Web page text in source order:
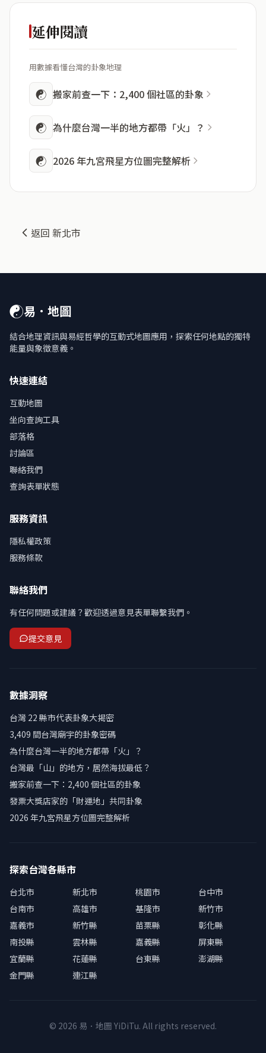
延伸閱讀
用數據看懂台灣的卦象地理
☯ 搬家前查一下：2,400 個社區的卦象
☯ 為什麼台灣一半的地方都帶「火」？
☯ 2026 年九宮飛星方位圖完整解析
返回 新北市
☯易．地圖
結合地理資訊與易經哲學的互動式地圖應用，探索任何地點的獨特
能量與象徵意義。
快速連結
互動地圖
坐向查詢工具
部落格
討論區
聯絡我們
查詢表單狀態
服務資訊
隱私權政策
服務條款
聯絡我們
有任何問題或建議？歡迎透過意見表單聯繫我們。
提交意見
數據洞察
台灣 22 縣市代表卦象大揭密
3,409 間台灣廟宇的卦象密碼
為什麼台灣一半的地方都帶「火」？
台灣最「山」的地方，居然海拔最低？
搬家前查一下：2,400 個社區的卦象
發票大獎店家的「財運地」共同卦象
2026 年九宮飛星方位圖完整解析
探索台灣各縣市
台北市 新北市 桃園市
台中市
台南市
高雄市 基隆市
新竹市
嘉義市
新竹縣 苗栗縣
彰化縣
南投縣
雲林縣 嘉義縣
屏東縣
宜蘭縣
花蓮縣 台東縣
澎湖縣
金門縣
連江縣
© 2026 易．地圖 YiDiTu. All rights reserved.